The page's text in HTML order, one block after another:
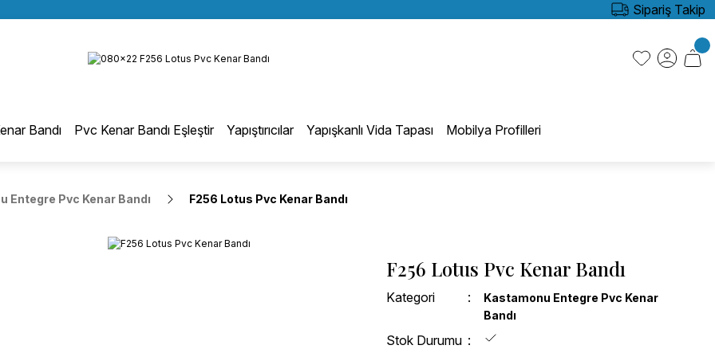
BÜTÜN ALIŞVERİŞLERİNİZDE KARGO BEDAVA!
KREDİ KARTINA 6 TAKSİT SEÇENEĞİ
Sipariş Takip
Bandı Pvc Kenar Bandı Eşleştir Yapıştırıcılar Yapışkanlı Vida Tapası Mobilya Profilleri
Entegre Pvc Kenar Bandı F256 Lotus Pvc Kenar Bandı
F256 Lotus Pvc Kenar Bandı
Kategori
Kastamonu Entegre Pvc Kenar
Bandı
Stok Durumu
Eğri Kenar Hotmelt Tutkalı